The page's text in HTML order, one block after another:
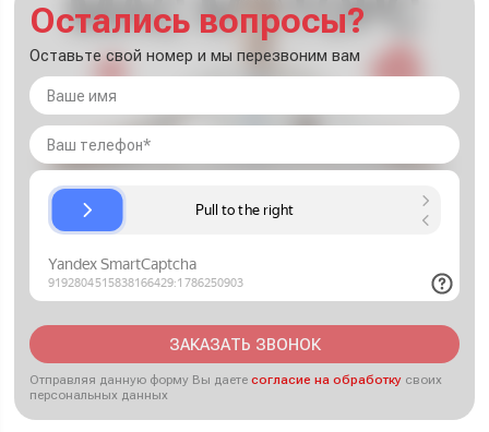
Остались вопросы?
Оставьте свой номер и мы перезвоним вам
ЗАКАЗАТЬ ЗВОНОК
Отправляя данную форму Вы даетесогласие на обработку своих
персональных данных